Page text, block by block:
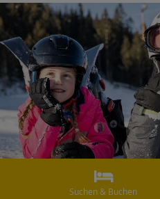

Suchen & Buchen